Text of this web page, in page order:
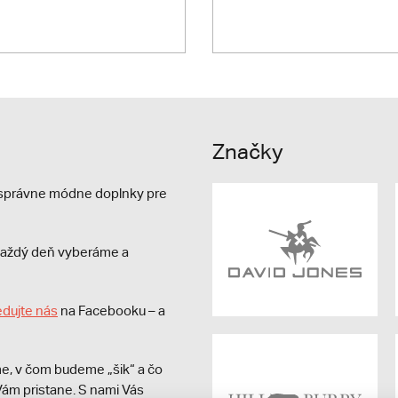
módne doplnky pre
deň vyberáme a
nás na Facebooku – a
v čom budeme „šik“ a čo
pristane. S nami Vás
Značky